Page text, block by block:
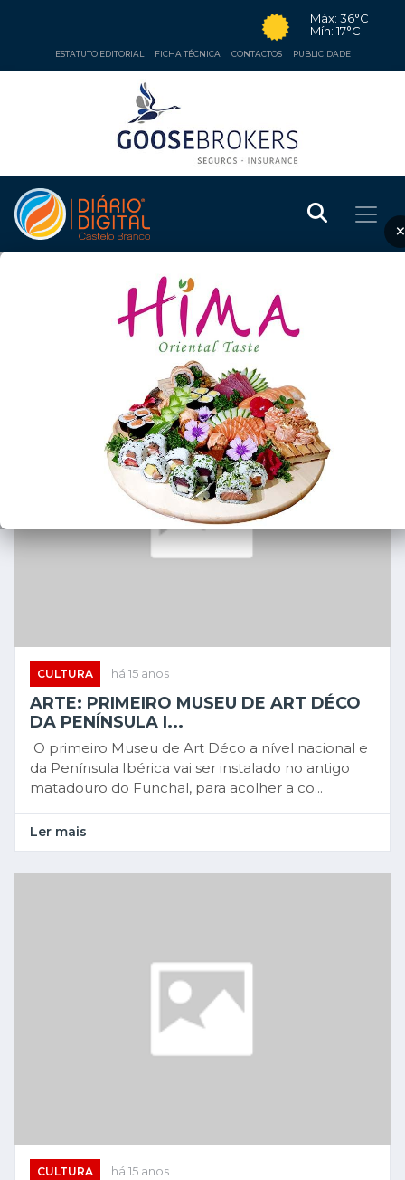
Máx: 36°C
Mín: 17°C
ESTATUTO EDITORIAL FICHA TÉCNICA CONTACTOS PUBLICIDADE
CULTURA
CULTURA há 15 anos
ARTE: PRIMEIRO MUSEU DE ART DÉCO
DA PENÍNSULA I...
O primeiro Museu de Art Déco a nível nacional e
da Península Ibérica vai ser instalado no antigo
matadouro do Funchal, para acolher a co...
Ler mais
CULTURA há 15 anos